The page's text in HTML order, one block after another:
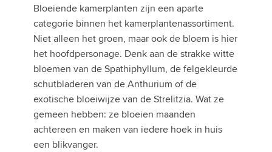
Bloeiende kamerplanten zijn een aparte
categorie binnen het kamerplantenassortiment.
Niet alleen het groen, maar ook de bloem is hier
het hoofdpersonage. Denk aan de strakke witte
bloemen van de Spathiphyllum, de felgekleurde
schutbladeren van de Anthurium of de
exotische bloeiwijze van de Strelitzia. Wat ze
gemeen hebben: ze bloeien maanden
achtereen en maken van iedere hoek in huis
een blikvanger.